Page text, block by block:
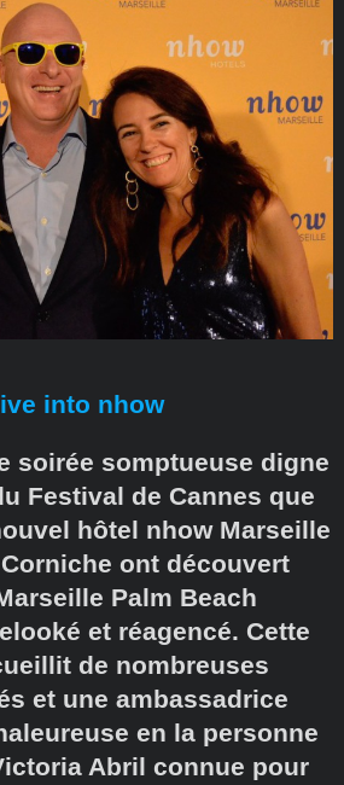
into nhow
soirée somptueuse digne
Festival de Cannes que
hôtel nhow Marseille
ont découvert
Palm Beach
et réagencé. Cette
de nombreuses
et une ambassadrice
en la personne
Abril connue pour